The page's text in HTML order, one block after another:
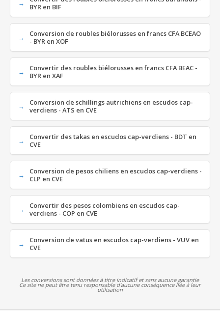
BYR en BIF
Conversion de roubles biélorusses en francs CFA BCEAO
- BYR en XOF
Convertir des roubles biélorusses en francs CFA BEAC -
BYR en XAF
Conversion de schillings autrichiens en escudos cap-
verdiens - ATS en CVE
Convertir des takas en escudos cap-verdiens - BDT en
CVE
Conversion de pesos chiliens en escudos cap-verdiens -
CLP en CVE
Convertir des pesos colombiens en escudos cap-
verdiens - COP en CVE
Conversion de vatus en escudos cap-verdiens - VUV en
CVE
Les conversions sont données à titre indicatif et sans aucune garantie
Ce site ne peut être tenu responsable d'aucune conséquence liée à leur
utilisation